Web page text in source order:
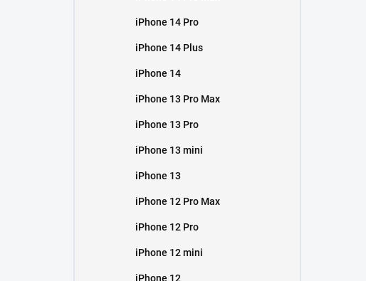
iPhone 14 Pro
iPhone 14 Plus
iPhone 14
iPhone 13 Pro Max
iPhone 13 Pro
iPhone 13 mini
iPhone 13
iPhone 12 Pro Max
iPhone 12 Pro
iPhone 12 mini
iPhone 12